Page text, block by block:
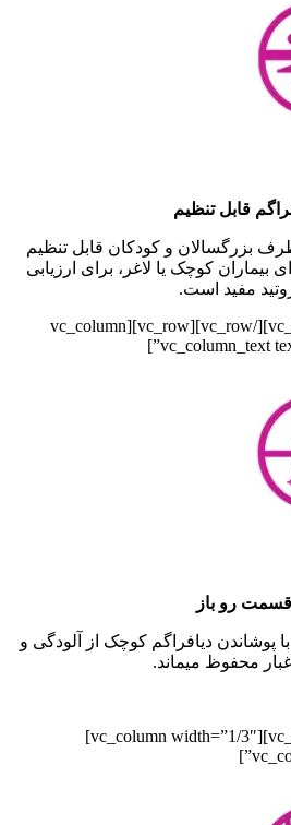
قابل تنظیم
بزرگسالان و کودکان قابل تنظیم
کوچک یا لاغر، برای ارزیابی
مفید است.
[/vc_column_text][/vc_column][/vc_row][vc_row][vc_column
قسمت رو باز
دیافراگم کوچک از آلودگی و
محفوظ میماند.
[/vc_column_text][/vc_column][vc_column width=”1/3″]